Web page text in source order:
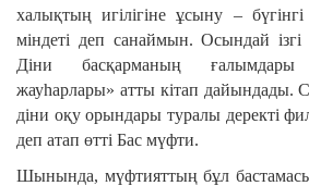
халық­тың игілігіне ұсыну –
міндеті деп санай­мын. Осындай ізгі
Діни басқарманың ға­лымдары
жауһарлары» атты кітап дайындады.
діни оқу орындары туралы деректі
деп атап өтті Бас мүфти.
Шынында, мүфтияттың бұл